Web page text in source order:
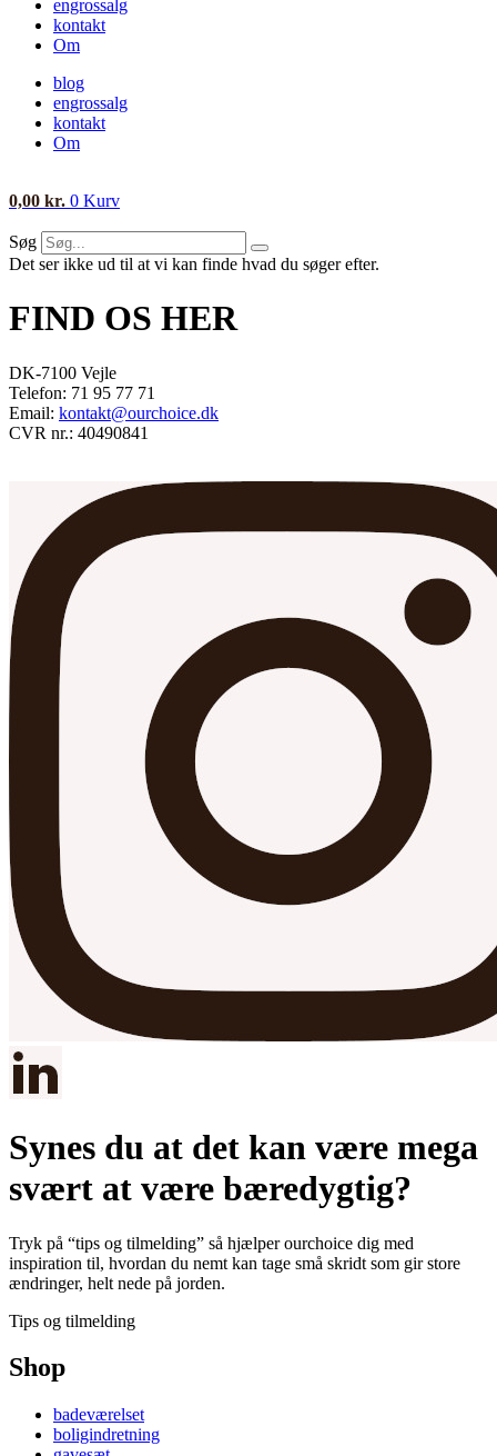
engrossalg
kontakt
Om
blog
engrossalg
kontakt
Om
0,00 kr. 0 Kurv
Søg
Det ser ikke ud til at vi kan finde hvad du søger efter.
FIND OS HER
DK-7100 Vejle
Telefon: 71 95 77 71
Email: kontakt@ourchoice.dk
CVR nr.: 40490841
Synes du at det kan være mega
svært at være bæredygtig?
Tryk på “tips og tilmelding” så hjælper ourchoice dig med
inspiration til, hvordan du nemt kan tage små skridt som gir store
ændringer, helt nede på jorden.
Tips og tilmelding
Shop
badeværelset
boligindretning